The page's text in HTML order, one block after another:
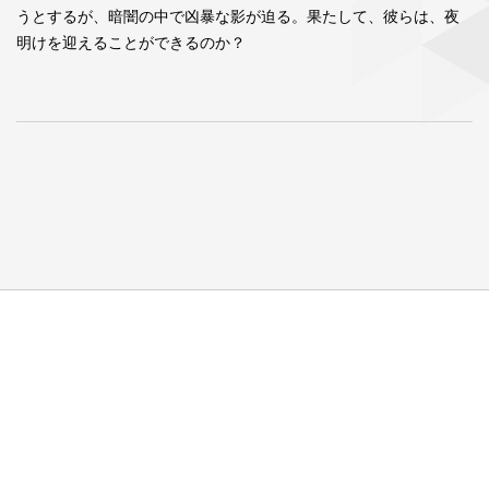
うとするが、暗闇の中で凶暴な影が迫る。果たして、彼らは、夜
明けを迎えることができるのか？